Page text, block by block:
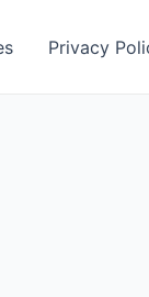
Privacy